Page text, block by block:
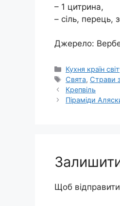
– 1 цитрина,
– сіль, перець,
Джерело:
Категорії
Кухня країн
Позначки
Свята, Страви
Крепвіль
Піраміди
Щоб